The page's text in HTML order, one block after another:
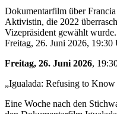
Dokumentarfilm über
Aktivistin, die 2022
Vizepräsident gewählt wurde.
Freitag, 26. Juni 2026, 19:30
Freitag, 26. Juni 2026,
„Igualada: Refusing to Know
Eine Woche nach den